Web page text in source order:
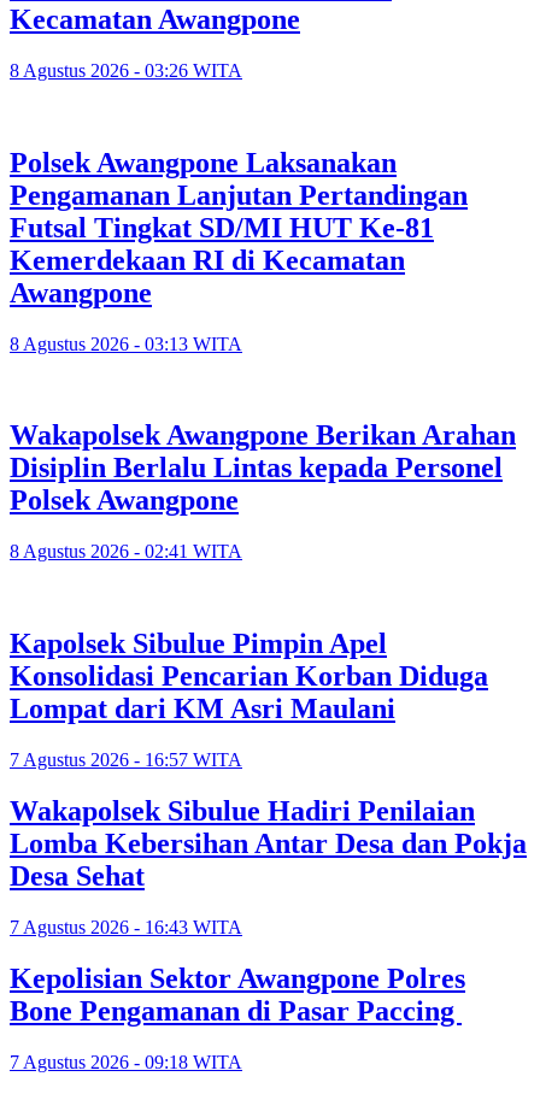
Kecamatan Awangpone
8 Agustus 2026 - 03:26 WITA
Polsek Awangpone Laksanakan
Pengamanan Lanjutan Pertandingan
Futsal Tingkat SD/MI HUT Ke-81
Kemerdekaan RI di Kecamatan
Awangpone
8 Agustus 2026 - 03:13 WITA
‎Wakapolsek Awangpone Berikan Arahan
Disiplin Berlalu Lintas kepada Personel
Polsek Awangpone
8 Agustus 2026 - 02:41 WITA
Kapolsek Sibulue Pimpin Apel
Konsolidasi Pencarian Korban Diduga
Lompat dari KM Asri Maulani
7 Agustus 2026 - 16:57 WITA
Wakapolsek Sibulue Hadiri Penilaian
Lomba Kebersihan Antar Desa dan Pokja
Desa Sehat
7 Agustus 2026 - 16:43 WITA
Kepolisian Sektor Awangpone Polres
Bone Pengamanan di Pasar Paccing ‎
7 Agustus 2026 - 09:18 WITA